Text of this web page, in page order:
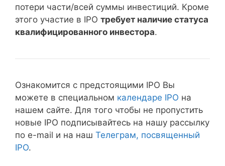
потери части/всей суммы инвестиций. Кроме
этого участие в IPO требует наличие статуса
квалифицированного инвестора.
Ознакомится с предстоящими IPO Вы
можете в специальном календаре IPO на
нашем сайте. Для того чтобы не пропустить
новые IPO подписывайтесь на нашу рассылку
по e-mail и на наш Телеграм, посвященный
IPO.